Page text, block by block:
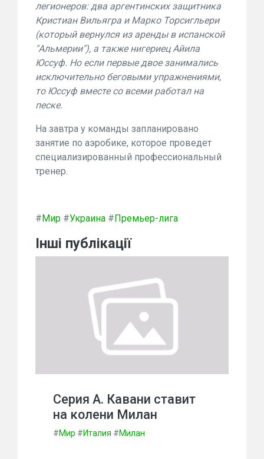
легионеров: два аргентинских защитника
Кристиан Вильягра и Марко Торсигльери
(который вернулся из аренды в испанской
"Альмерии"), а также нигериец Айила
Юссуф. Но если первые двое занимались
исключительно беговыми упражнениями,
то Юссуф вместе со всеми работал на
песке.
На завтра у команды запланировано
занятие по аэробике, которое проведет
специализированный профессиональный
тренер.
#Мир #Украина #Премьер-лига
Інші публікації
Серия А. Кавани ставит
на колени Милан
#Мир #Италия #Милан